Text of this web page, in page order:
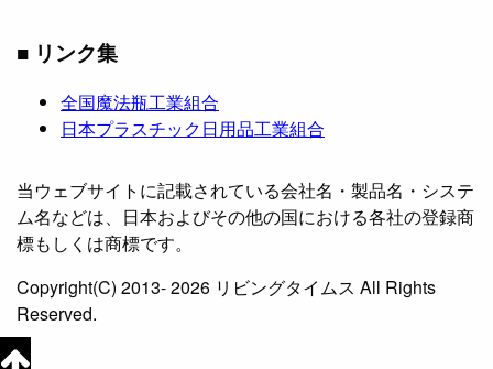
■ リンク集
全国魔法瓶工業組合
日本プラスチック日用品工業組合
当ウェブサイトに記載されている会社名・製品名・システ
ム名などは、日本およびその他の国における各社の登録商
標もしくは商標です。
Copyright(C) 2013- 2026 リビングタイムス All Rights
Reserved.